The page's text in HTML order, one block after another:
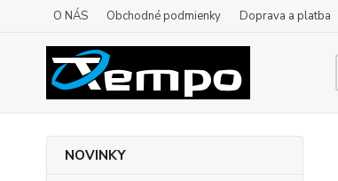
O NÁS Obchodné podmienky Doprava a platba
NOVINKY